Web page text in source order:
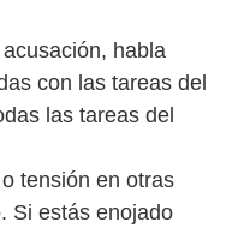
habla
con las tareas del
las tareas del
tensión en otras
Si estás enojado